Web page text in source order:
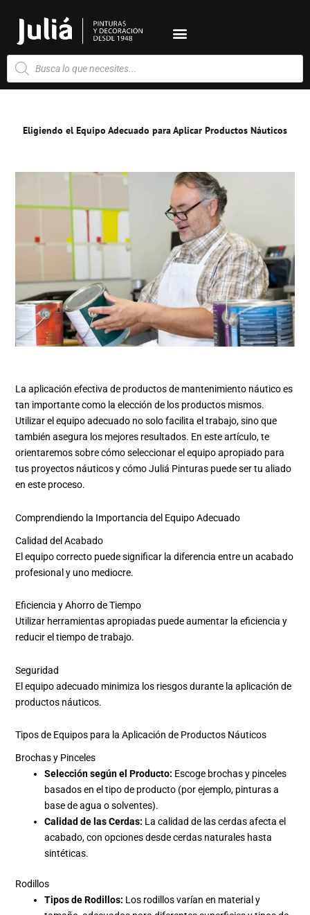
contenido
Búsqueda
de
productos
Eligiendo el Equipo Adecuado para Aplicar Productos Náuticos
La aplicación efectiva de productos de mantenimiento náutico es
tan importante como la elección de los productos mismos.
Utilizar el equipo adecuado no solo facilita el trabajo, sino que
también asegura los mejores resultados. En este artículo, te
orientaremos sobre cómo seleccionar el equipo apropiado para
tus proyectos náuticos y cómo Juliá Pinturas puede ser tu aliado
en este proceso.
Comprendiendo la Importancia del Equipo Adecuado
Calidad del Acabado
El equipo correcto puede significar la diferencia entre un acabado
profesional y uno mediocre.
Eficiencia y Ahorro de Tiempo
Utilizar herramientas apropiadas puede aumentar la eficiencia y
reducir el tiempo de trabajo.
Seguridad
El equipo adecuado minimiza los riesgos durante la aplicación de
productos náuticos.
Tipos de Equipos para la Aplicación de Productos Náuticos
Brochas y Pinceles
Selección según el Producto: Escoge brochas y pinceles
basados en el tipo de producto (por ejemplo, pinturas a
base de agua o solventes).
Calidad de las Cerdas: La calidad de las cerdas afecta el
acabado, con opciones desde cerdas naturales hasta
sintéticas.
Rodillos
Tipos de Rodillos: Los rodillos varían en material y